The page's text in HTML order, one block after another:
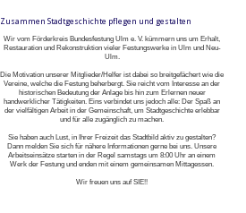
Zusammen Stadtgeschichte pflegen und gestalten
Wir vom Förderkreis Bundesfestung Ulm e. V. kümmern uns um Erhalt,
Restauration und Rekonstruktion vieler Festungswerke in Ulm und Neu-
Ulm.
Die Motivation unserer Mitglieder/Helfer ist dabei so breitgefächert wie die
Vereine, welche die Festung beherbergt. Sie reicht vom Interesse an der
historischen Bedeutung der Anlage bis hin zum Erlernen neuer
handwerklicher Tätigkeiten. Eins verbindet uns jedoch alle: Der Spaß an
der vielfältigen Arbeit in der Gemeinschaft, um Stadtgeschichte erlebbar
und für alle zugänglich zu machen.
Sie haben auch Lust, in Ihrer Freizeit das Stadtbild aktiv zu gestalten?
Dann melden Sie sich für nähere Informationen gerne bei uns. Unsere
Arbeitseinsätze starten in der Regel samstags um 8:00 Uhr an einem
Werk der Festung und enden mit einem gemeinsamen Mittagessen.
Wir freuen uns auf SIE!!